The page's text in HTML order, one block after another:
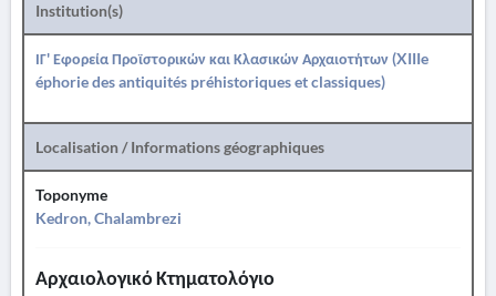
Institution(s)
ΙΓ' Εφορεία Προϊστορικών και Κλασικών Αρχαιοτήτων (XIIIe
éphorie des antiquités préhistoriques et classiques)
Localisation / Informations géographiques
Toponyme
Kedron, Chalambrezi
Αρχαιολογικό Κτηματολόγιο